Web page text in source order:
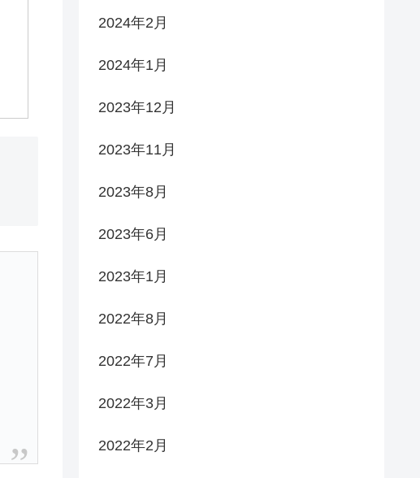
2024年2月
2024年1月
2023年12月
2023年11月
2023年8月
2023年6月
2023年1月
2022年8月
2022年7月
2022年3月
2022年2月